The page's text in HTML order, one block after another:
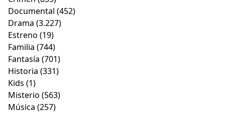
Documental (452)
Drama (3.227)
Estreno (19)
Familia (744)
Fantasía (701)
Historia (331)
Kids (1)
Misterio (563)
Música (257)